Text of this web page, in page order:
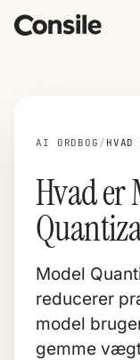
AI ORDBOG /
Hvad er
Model
reducerer
model
gemme